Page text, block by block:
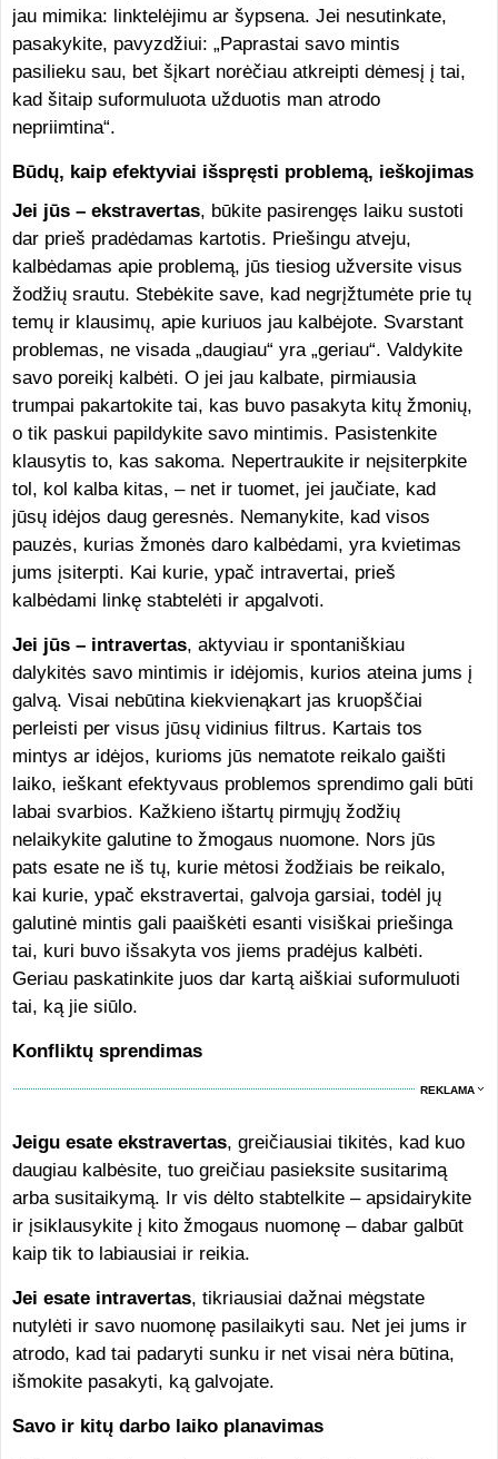
jau mimika: linktelėjimu ar šypsena. Jei nesutinkate,
pasakykite, pavyzdžiui: „Paprastai savo mintis
pasilieku sau, bet šįkart norėčiau atkreipti dėmesį į tai,
kad šitaip suformuluota užduotis man atrodo
nepriimtina“.
Būdų, kaip efektyviai išspręsti problemą, ieškojimas
Jei jūs – ekstravertas, būkite pasirengęs laiku sustoti
dar prieš pradėdamas kartotis. Priešingu atveju,
kalbėdamas apie problemą, jūs tiesiog užversite visus
žodžių srautu. Stebėkite save, kad negrįžtumėte prie tų
temų ir klausimų, apie kuriuos jau kalbėjote. Svarstant
problemas, ne visada „daugiau“ yra „geriau“. Valdykite
savo poreikį kalbėti. O jei jau kalbate, pirmiausia
trumpai pakartokite tai, kas buvo pasakyta kitų žmonių,
o tik paskui papildykite savo mintimis. Pasistenkite
klausytis to, kas sakoma. Nepertraukite ir neįsiterpkite
tol, kol kalba kitas, – net ir tuomet, jei jaučiate, kad
jūsų idėjos daug geresnės. Nemanykite, kad visos
pauzės, kurias žmonės daro kalbėdami, yra kvietimas
jums įsiterpti. Kai kurie, ypač intravertai, prieš
kalbėdami linkę stabtelėti ir apgalvoti.
Jei jūs – intravertas, aktyviau ir spontaniškiau
dalykitės savo mintimis ir idėjomis, kurios ateina jums į
galvą. Visai nebūtina kiekvienąkart jas kruopščiai
perleisti per visus jūsų vidinius filtrus. Kartais tos
mintys ar idėjos, kurioms jūs nematote reikalo gaišti
laiko, ieškant efektyvaus problemos sprendimo gali būti
labai svarbios. Kažkieno ištartų pirmųjų žodžių
nelaikykite galutine to žmogaus nuomone. Nors jūs
pats esate ne iš tų, kurie mėtosi žodžiais be reikalo,
kai kurie, ypač ekstravertai, galvoja garsiai, todėl jų
galutinė mintis gali paaiškėti esanti visiškai priešinga
tai, kuri buvo išsakyta vos jiems pradėjus kalbėti.
Geriau paskatinkite juos dar kartą aiškiai suformuluoti
tai, ką jie siūlo.
Konfliktų sprendimas
REKLAMA
Jeigu esate ekstravertas, greičiausiai tikitės, kad kuo
daugiau kalbėsite, tuo greičiau pasieksite susitarimą
arba susitaikymą. Ir vis dėlto stabtelkite – apsidairykite
ir įsiklausykite į kito žmogaus nuomonę – dabar galbūt
kaip tik to labiausiai ir reikia.
Jei esate intravertas, tikriausiai dažnai mėgstate
nutylėti ir savo nuomonę pasilaikyti sau. Net jei jums ir
atrodo, kad tai padaryti sunku ir net visai nėra būtina,
išmokite pasakyti, ką galvojate.
Savo ir kitų darbo laiko planavimas